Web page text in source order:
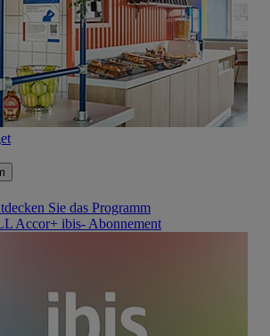
Sie das Programm
Accor+ ibis- Abonnement